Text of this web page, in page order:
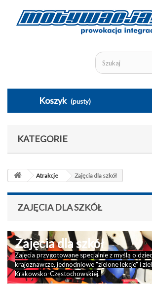
Koszyk (pusty)
KATEGORIE
Atrakcje Zajęcia dla szkół
ZAJĘCIA DLA SZKÓŁ
Zajęcia dla szkół
Zajęcia przygotowane specjalnie z myślą o
krajoznawcze, jednodniowe "zielone lekcje" i
Krakowsko-Częstochowskiej.